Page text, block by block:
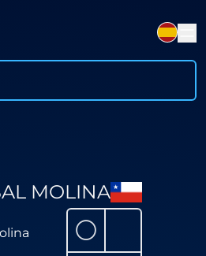
MOLINA
⚪